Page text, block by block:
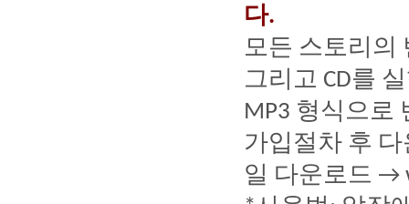
다.
모든 스토리의
그리고 CD를
MP3 형식으로
가입절차 후
일 다운로드 →